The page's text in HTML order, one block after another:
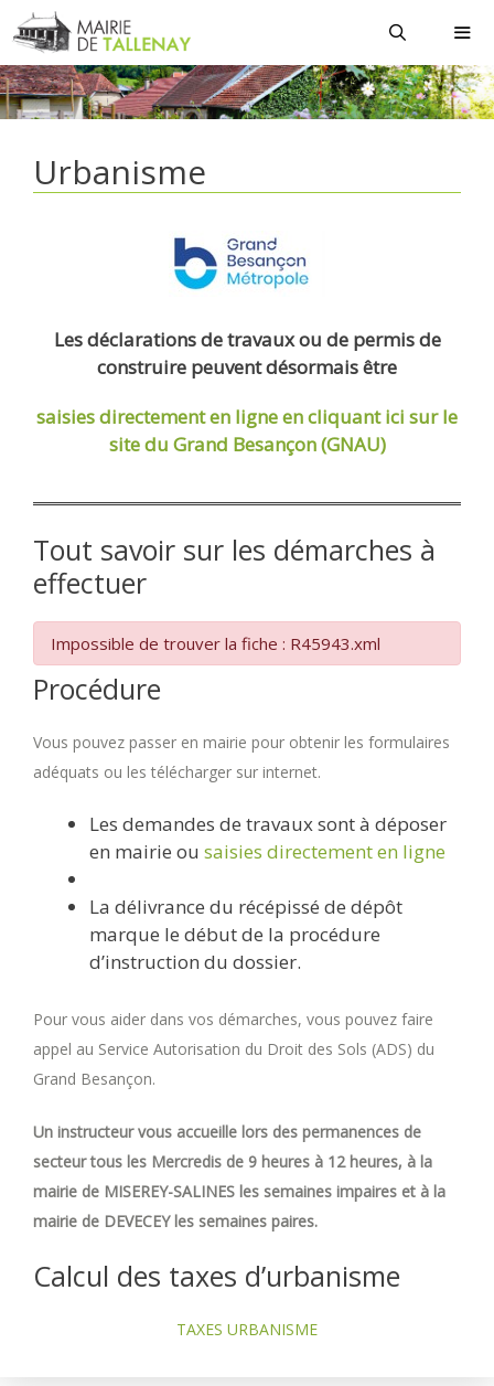
Aller
au
contenu
Urbanisme
Les déclarations de travaux ou de permis de
construire peuvent désormais être
saisies directement en ligneen cliquant ici sur le
site du Grand Besançon (GNAU)
Tout savoir sur les démarches à
effectuer
Impossible de trouver la fiche : R45943.xml
Procédure
Vous pouvez passer en mairie pour obtenir les formulaires
adéquats ou les télécharger sur internet.
Les demandes de travaux sont à déposer
en mairie ou saisies directement en ligne
La délivrance du récépissé de dépôt
marque le début de la procédure
d’instruction du dossier.
Pour vous aider dans vos démarches, vous pouvez faire
appel au Service Autorisation du Droit des Sols (ADS) du
Grand Besançon.
Un instructeur vous accueille lors des permanences de
secteur tous les Mercredis de 9 heures à 12 heures, à la
mairie de MISEREY-SALINES les semaines impaires et à la
mairie de DEVECEY les semaines paires.
Calcul des taxes d’urbanisme
TAXES URBANISME